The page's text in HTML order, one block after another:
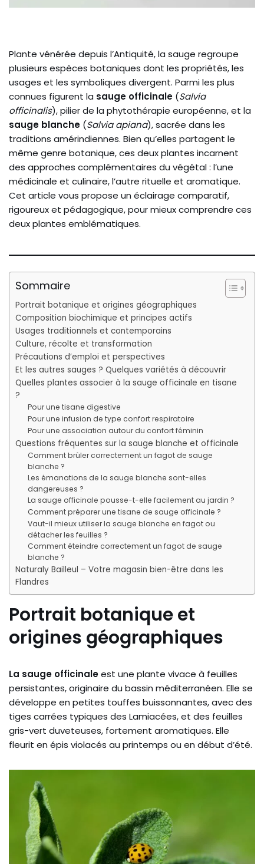
Plante vénérée depuis l’Antiquité, la sauge regroupe
plusieurs espèces botaniques dont les propriétés, les
usages et les symboliques divergent. Parmi les plus
connues figurent la sauge officinale (Salvia
officinalis), pilier de la phytothérapie européenne, et la
sauge blanche (Salvia apiana), sacrée dans les
traditions amérindiennes. Bien qu’elles partagent le
même genre botanique, ces deux plantes incarnent
des approches complémentaires du végétal : l’une
médicinale et culinaire, l’autre rituelle et aromatique.
Cet article vous propose un éclairage comparatif,
rigoureux et pédagogique, pour mieux comprendre ces
deux plantes emblématiques.
Sommaire
Portrait botanique et origines géographiques
Composition biochimique et principes actifs
Usages traditionnels et contemporains
Culture, récolte et transformation
Précautions d’emploi et perspectives
Et les autres sauges ? Quelques variétés à découvrir
Quelles plantes associer à la sauge officinale en tisane
?
Pour une tisane digestive
Pour une infusion de type confort respiratoire
Pour une association autour du confort féminin
Questions fréquentes sur la sauge blanche et officinale
Comment brûler correctement un fagot de sauge
blanche ?
Les émanations de la sauge blanche sont-elles
dangereuses ?
La sauge officinale pousse-t-elle facilement au jardin ?
Comment préparer une tisane de sauge officinale ?
Vaut-il mieux utiliser la sauge blanche en fagot ou
détacher les feuilles ?
Comment éteindre correctement un fagot de sauge
blanche ?
Naturaly Bailleul – Votre magasin bien-être dans les
Flandres
Portrait botanique et
origines géographiques
La sauge officinaleest une plante vivace à feuilles
persistantes, originaire du bassin méditerranéen. Elle se
développe en petites touffes buissonnantes, avec des
tiges carrées typiques des Lamiacées, et des feuilles
gris-vert duveteuses, fortement aromatiques. Elle
fleurit en épis violacés au printemps ou en début d’été.